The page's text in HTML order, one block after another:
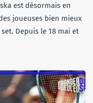
est désormais en
joueuses bien mieux
Depuis le 18 mai et